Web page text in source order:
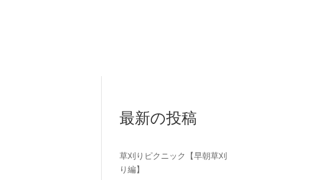
最新の投稿
草刈りピクニック【早朝草刈
り編】